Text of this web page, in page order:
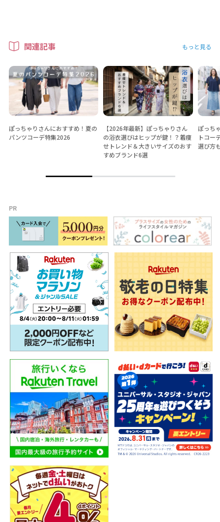
関連記事 もっと見る
ぽっちゃりさんにおすすめ！夏の
パンツコーデ特集2026
【2026年最新】ぽっちゃりさん
の浴衣選びはヒップが鍵！？着痩
せトレンド＆大きいサイズのおす
すめブランド6選
ぽっち
トコー
選び方
PR